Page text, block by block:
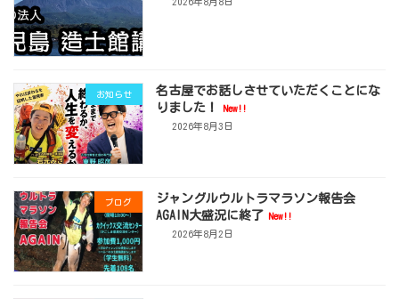
お知らせ
名古屋でお話しさせていただくことにな
りました！
New!!
2026年8月3日
ブログ
ジャングルウルトラマラソン報告会
AGAIN大盛況に終了 New!!
2026年8月2日